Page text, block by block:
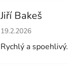
Jiří Bakeš
Hodnocení
19.2.2026
Rychlý a spoehlivý.